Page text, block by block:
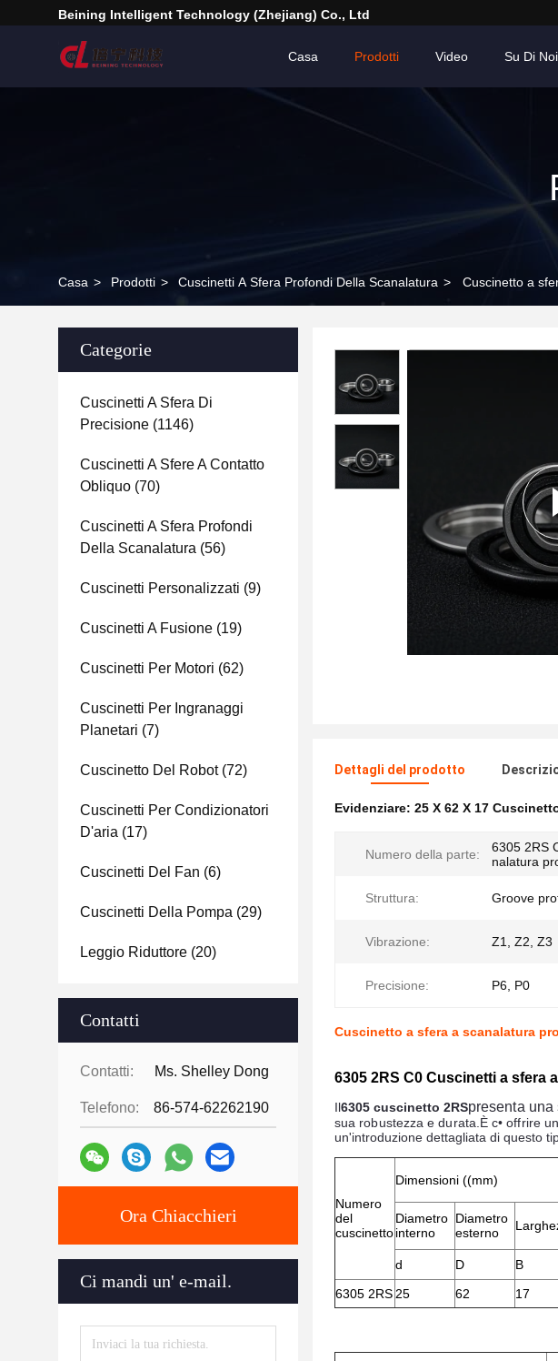
Beining Intelligent Technology (Zhejiang) Co., Ltd
Casa Prodotti Video Su Di Noi
Casa > Prodotti > Cuscinetti A Sfera Profondi Della Scanalatura > Cuscinetto a
Categorie
Cuscinetti A Sfera Di
Precisione (1146)
Cuscinetti A Sfere A Contatto
Obliquo (70)
Cuscinetti A Sfera Profondi
Della Scanalatura (56)
Cuscinetti Personalizzati (9)
Cuscinetti A Fusione (19)
Cuscinetti Per Motori (62)
Cuscinetti Per Ingranaggi
Planetari (7)
Cuscinetto Del Robot(72)
Cuscinetti Per Condizionatori
D'aria (17)
Cuscinetti Del Fan (6)
Cuscinetti Della Pompa (29)
Leggio Riduttore (20)
Contatti
Contatti: Ms. Shelley Dong
Telefono: 86-574-62262190
Ora Chiacchieri
Ci mandi un' e-mail.
Dettagli del prodotto
Evidenziare: 25 X 62 X 17
Numero della parte:
6305 2RS
nalatura
Struttura: Groove
Vibrazione: Z1, Z2, Z3
Precisione: P6, P0
Cuscinetto a sfera a scanalatura
6305 2RS C0 Cuscinetti a sfera
Il6305 cuscinetto 2RSpresenta
sua robustezza e durata. È c• offrire
un'introduzione dettagliata di questo
Numero
del
cuscinetto
Dimensioni ((mm)
Diametro
interno
Diametro
esterno
d D B
6305 2RS 25 62 17